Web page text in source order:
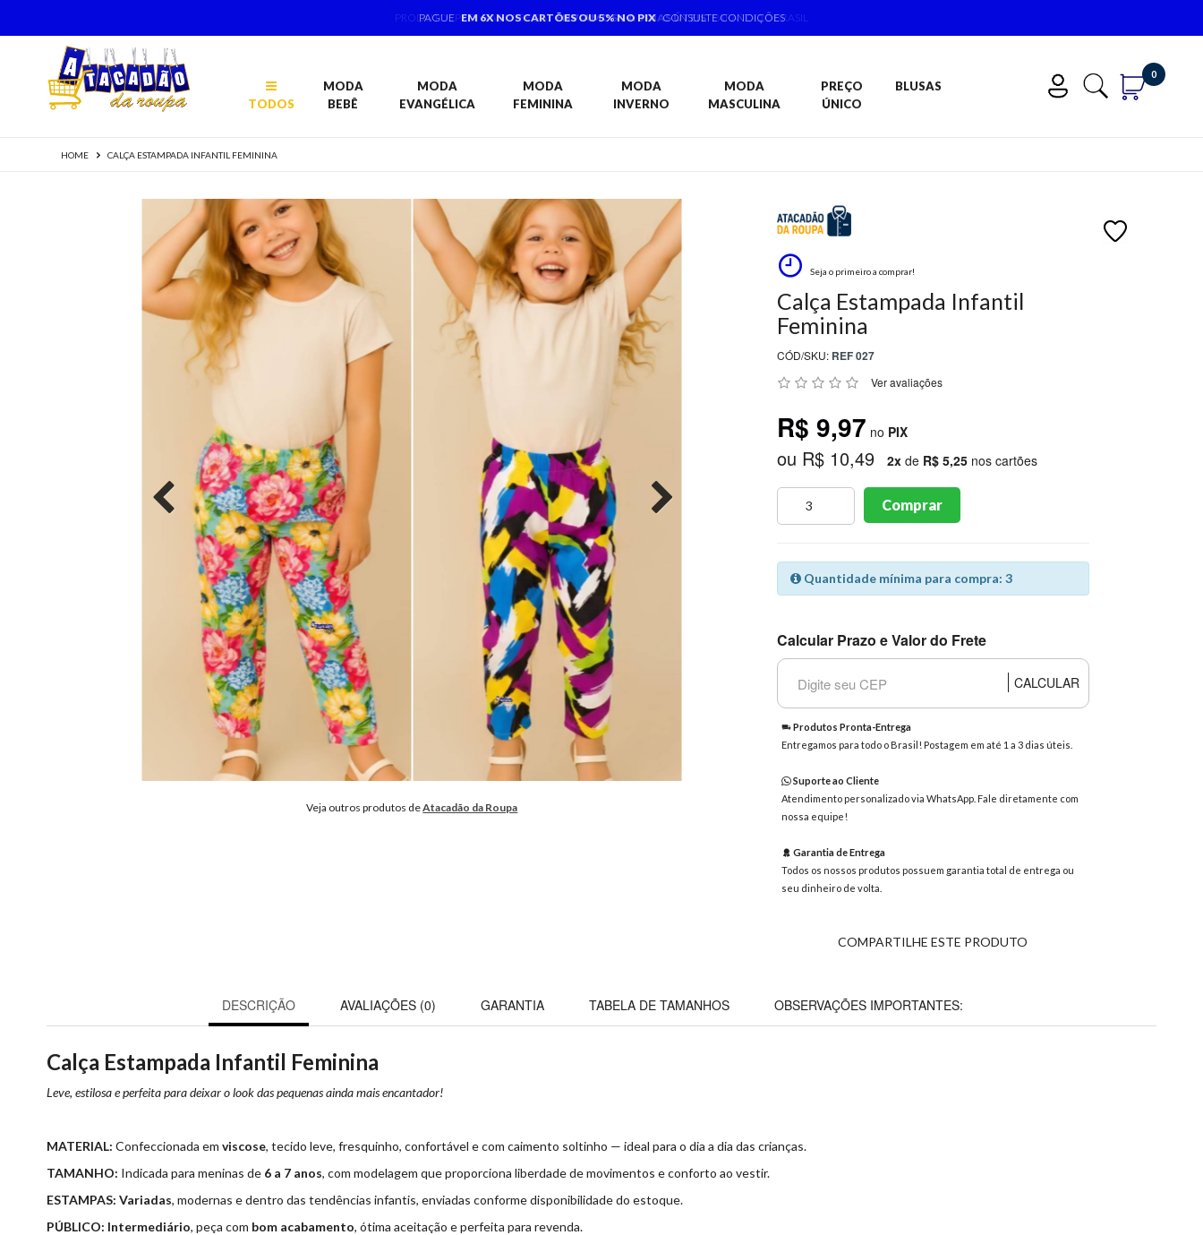
PAGUE EM 6X NOS CARTÕES OU 5% NO PIX CONSULTE CONDIÇÕES
TODOS
MODA
BEBÊ
MODA
EVANGÉLICA
MODA
FEMININA
MODA
INVERNO
MODA
MASCULINA
PREÇO
ÚNICO
BLUSAS
0
HOME CALÇA ESTAMPADA INFANTIL FEMININA
Veja outros produtos deAtacadão da Roupa
Seja o primeiro a comprar!
Calça Estampada Infantil
Feminina
CÓD/SKU: REF 027
Ver avaliações
R$ 9,97 no PIX
ou R$ 10,49 2xde R$ 5,25nos cartões
Comprar
Quantidade mínima para compra: 3
Calcular Prazo e Valor do Frete
CALCULAR
Produtos Pronta-Entrega
Entregamos para todo o Brasil! Postagem em até 1 a 3 dias úteis.
Suporte ao Cliente
Atendimento personalizado via WhatsApp. Fale diretamente com
nossa equipe!
Garantia de Entrega
Todos os nossos produtos possuem garantia total de entrega ou
seu dinheiro de volta.
COMPARTILHE ESTE PRODUTO
DESCRIÇÃO AVALIAÇÕES (0) GARANTIA TABELA DE TAMANHOS OBSERVAÇÕES IMPORTANTES:
Calça Estampada Infantil Feminina
Leve, estilosa e perfeita para deixar o look das pequenas ainda mais encantador!
MATERIAL: Confeccionada em viscose, tecido leve, fresquinho, confortável e com caimento soltinho — ideal para o dia a dia das crianças.
TAMANHO: Indicada para meninas de 6 a 7 anos, com modelagem que proporciona liberdade de movimentos e conforto ao vestir.
ESTAMPAS: Variadas, modernas e dentro das tendências infantis, enviadas conforme disponibilidade do estoque.
PÚBLICO: Intermediário, peça com bom acabamento, ótima aceitação e perfeita para revenda.